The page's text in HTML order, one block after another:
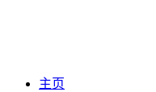
主页